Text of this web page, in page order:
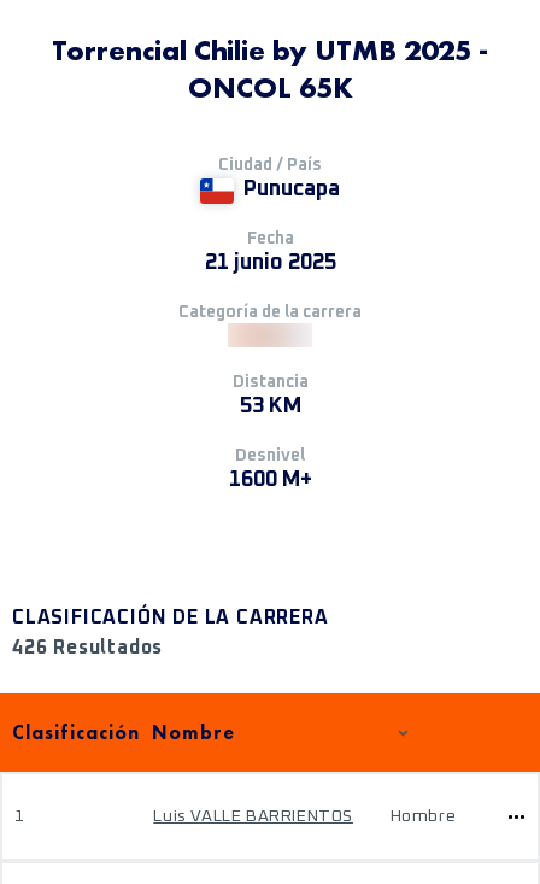
Torrencial Chilie by UTMB 2025 -
ONCOL 65K
Ciudad / País
Punucapa
Fecha
21 junio 2025
Categoría de la carrera
Distancia
53 KM
Desnivel
1600 M+
CLASIFICACIÓN DE LA CARRERA
426 Resultados
Clasificación Nombre
1 Luis VALLE BARRIENTOS Hombre